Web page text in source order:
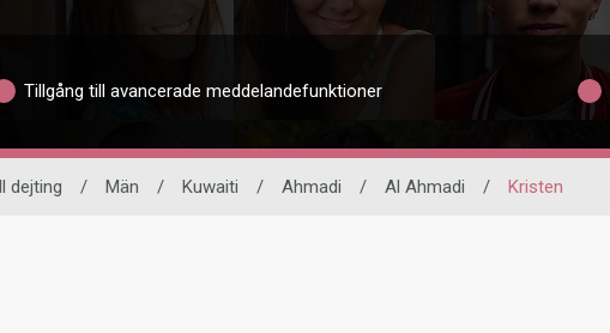
Tillgång till avancerade meddelandefunktioner
dejting / Män / Kuwaiti / Ahmadi / Al Ahmadi / Kristen